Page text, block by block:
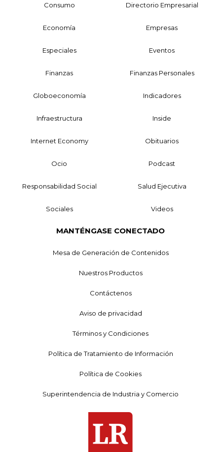
Consumo Directorio Empresarial
Economía Empresas
Especiales Eventos
Finanzas Finanzas Personales
Globoeconomía Indicadores
Infraestructura Inside
Internet Economy Obituarios
Ocio Podcast
Responsabilidad Social Salud Ejecutiva
Sociales Videos
MANTÉNGASE CONECTADO
Mesa de Generación de Contenidos
Nuestros Productos
Contáctenos
Aviso de privacidad
Términos y Condiciones
Política de Tratamiento de Información
Política de Cookies
Superintendencia de Industria y Comercio